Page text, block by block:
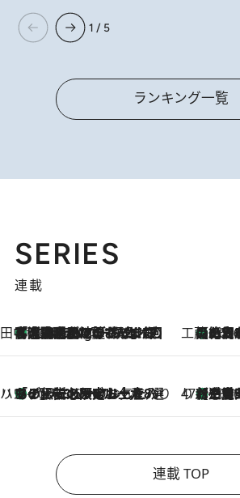
1 / 5
ランキング一覧
SERIES
連載
田中稲の勝手に再ブーム
1 Hour Ago
「湘南乃風に憧れて」観客大盛上がりの“タオル回し”に、ラッパー顔負けの高速歌唱まで…さだまさし（74）のアグレッシブすぎる現在地 工藤まや
【ハワイ土産】ローカルの絶大な支持で復活！ 絶品の幻クッキー《
ハワイ賢者 リサのお気に入りリスト2026.8.6
あの伝説の限定トートも！ リニューアルした「ディーン＆デルーカ ハワイ」で必須のお土産8選 47都道府県の手みや
【三重県】この夏絶対食べたい 冷やし
連載 TOP